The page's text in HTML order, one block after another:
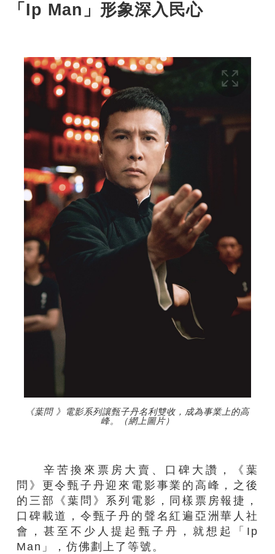
「Ip Man」形象深入民心
《葉問 》電影系列讓甄子丹名利雙收，成為事業上的高
峰。（網上圖片）
辛苦換來票房大賣、口碑大讚，《葉
問》更令甄子丹迎來電影事業的高峰，之後
的三部《葉問》系列電影，同樣票房報捷，
口碑載道，令甄子丹的聲名紅遍亞洲華人社
會，甚至不少人提起甄子丹，就想起「Ip
Man」，仿佛劃上了等號。